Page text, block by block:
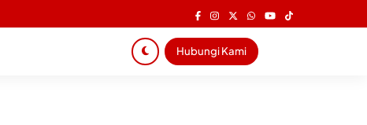
Hubungi Kami